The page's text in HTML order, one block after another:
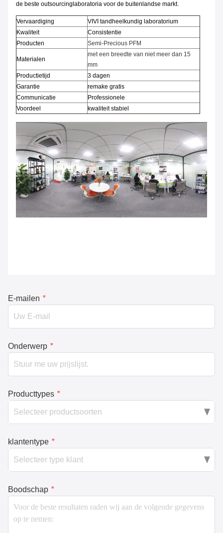
de beste outsourcinglaboratoria voor de buitenlandse markt.
Vervaardiging
VIVI tandheelkundig laboratorium
Kwaliteit
Consistentie
Producten
Semi-Precious PFM
Materialen
met een breedte van niet meer dan 15
mm
Productietijd
3 dagen
Garantie
remake gratis
Communicatie
Professionele
Voordeel
kwaliteit stabiel
E-mailen *
Onderwerp *
Producttypes *
klantentype *
Boodschap *